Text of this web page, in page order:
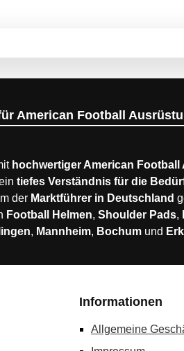
American Football
hochwertiger American
tiefes Verständnis für die
der Marktführer in Deutschland
Football Helmen, Shoulder Pads,
, Mannheim, Bochumund
Informationen
Allgemeine